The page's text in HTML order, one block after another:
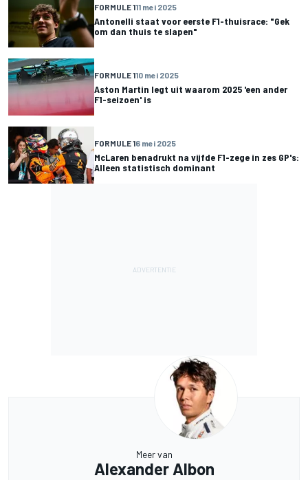
FORMULE 111 mei 2025
Antonelli staat voor eerste F1-thuisrace: "Gek
om dan thuis te slapen"
FORMULE 110 mei 2025
Aston Martin legt uit waarom 2025 'een ander
F1-seizoen' is
FORMULE 16 mei 2025
McLaren benadrukt na vijfde F1-zege in zes GP's:
Alleen statistisch dominant
Meer van
Alexander Albon